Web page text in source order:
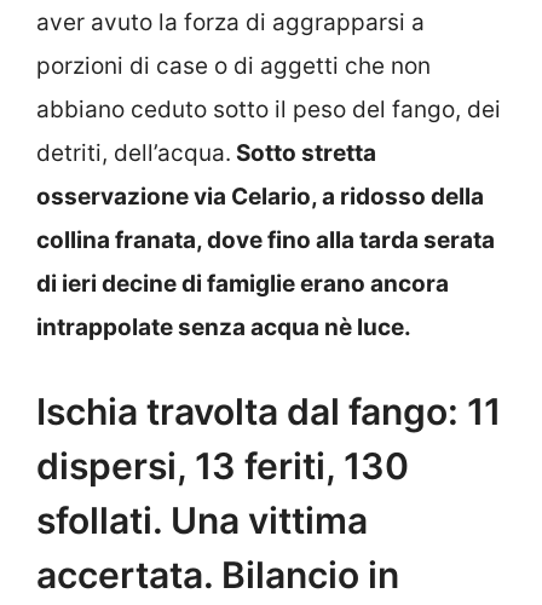
aver avuto la forza di aggrapparsi a
porzioni di case o di aggetti che non
abbiano ceduto sotto il peso del fango, dei
detriti, dell’acqua. Sotto stretta
osservazione via Celario, a ridosso della
collina franata, dove fino alla tarda serata
di ieri decine di famiglie erano ancora
intrappolate senza acqua nè luce.
Ischia travolta dal fango: 11
dispersi, 13 feriti, 130
sfollati. Una vittima
accertata. Bilancio in